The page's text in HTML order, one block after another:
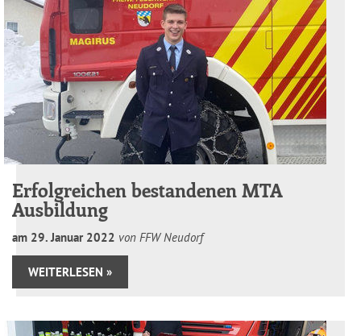
Erfolgreichen bestandenen MTA
Ausbildung
am 29.Januar 2022 von FFW Neudorf
WEITERLESEN »